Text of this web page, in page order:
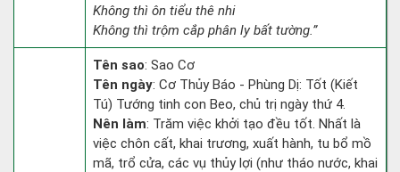
Không thì ôn tiểu thê nhi
Không thì trộm cắp phân ly bất tường.”
Tên sao: Sao Cơ
Tên ngày: Cơ Thủy Báo - Phùng Dị: Tốt (Kiết
Tú) Tướng tinh con Beo, chủ trị ngày thứ 4.
Nên làm: Trăm việc khởi tạo đều tốt. Nhất là
việc chôn cất, khai trương, xuất hành, tu bổ mồ
mã, trổ cửa, các vụ thủy lợi (như tháo nước, khai